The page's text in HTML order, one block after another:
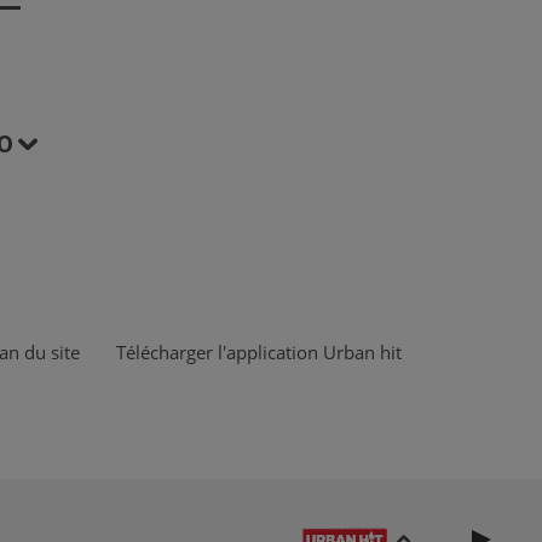
du site Télécharger l'application Urban hit